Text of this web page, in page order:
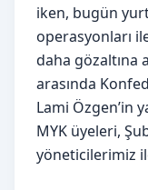
iken, bugün
operasyonları
daha gözaltına
arasında
Lami Özgen’in
MYK üyeleri,
yöneticilerimiz